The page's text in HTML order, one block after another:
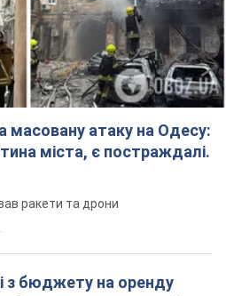
з бюджету на оренду
хто з парламентарів
гарантія та хто нею
дві сусідні
двоє загиблих,
будинки